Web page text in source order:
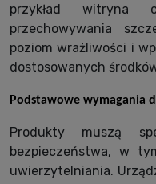
przykład witryna
przechowywania
poziom wrażliwości i
dostosowanych
Podstawowe wymagania
Produkty muszą
bezpieczeństwa, w
uwierzytelniania.